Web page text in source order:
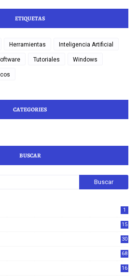
ETIQUETAS
Herramientas Inteligencia Artificial
Tutoriales Windows
CATEGORIES
BUSCAR
1
15
30
68
16